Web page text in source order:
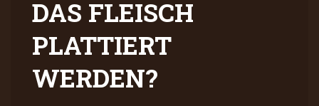
DAS FLEISCH
PLATTIERT
WERDEN?